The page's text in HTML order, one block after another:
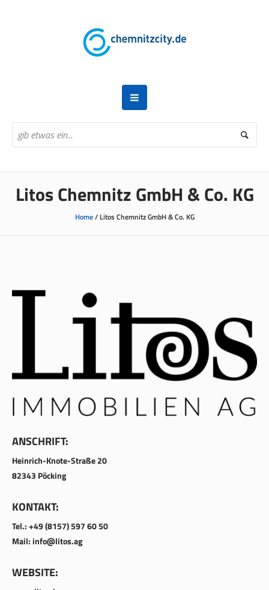
Litos Chemnitz GmbH & Co. KG
Home/ Litos Chemnitz GmbH & Co. KG
ANSCHRIFT:
Heinrich-Knote-Straße 20
82343 Pöcking
KONTAKT:
Tel.: +49 (8157) 597 60 50
Mail: info@litos.ag
WEBSITE: